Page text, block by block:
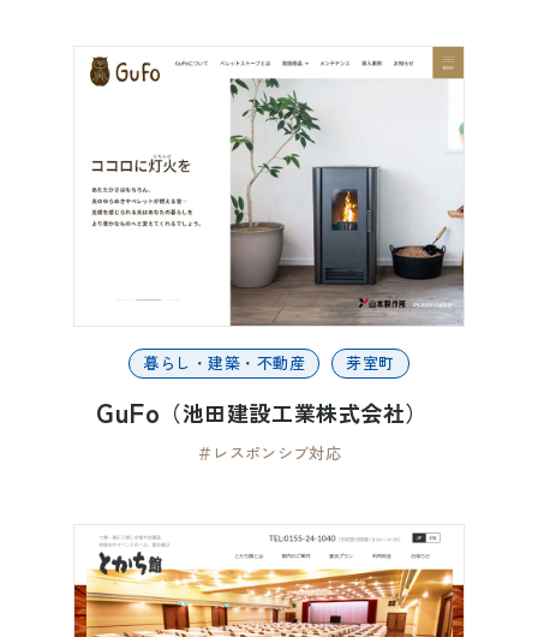
暮らし・建築・不動産 芽室町
GuFo （池田建設工業株式会社）
＃レスポンシブ対応